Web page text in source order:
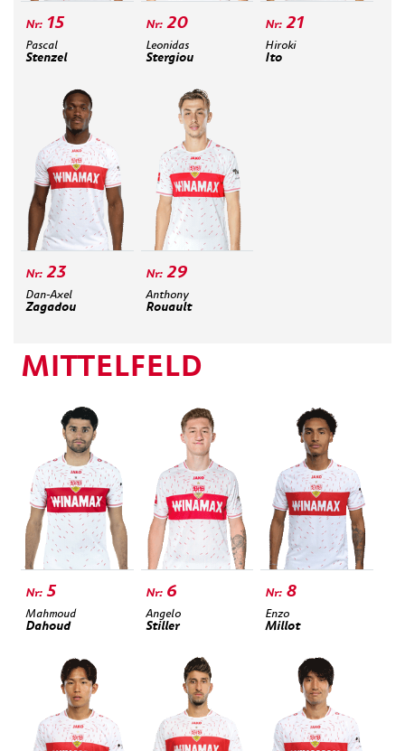
15
Pascal
Stenzel
20
Leonidas
Stergiou
21
Hiroki
Ito
23
Dan-Axel
Zagadou
29
Anthony
Rouault
MITTELFELD
5
Mahmoud
Dahoud
6
Angelo
Stiller
8
Enzo
Millot